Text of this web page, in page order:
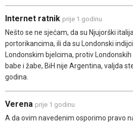
Internet ratnik prije 1 godinu
Nešto se ne sjećam, da su Njujorški
portorikancima, ili da su Londonski
Londonskim bjelcima, protiv
babe i žabe, BiH nije Argentina, valjda
godina.
Verena prije 1 godinu
A da ovim navedenim osporimo pravo